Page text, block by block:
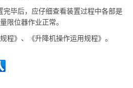
完毕后，应仔细查看装置过程中各部是
限位器作业正常。
程》、《升降机操作运用规程》。